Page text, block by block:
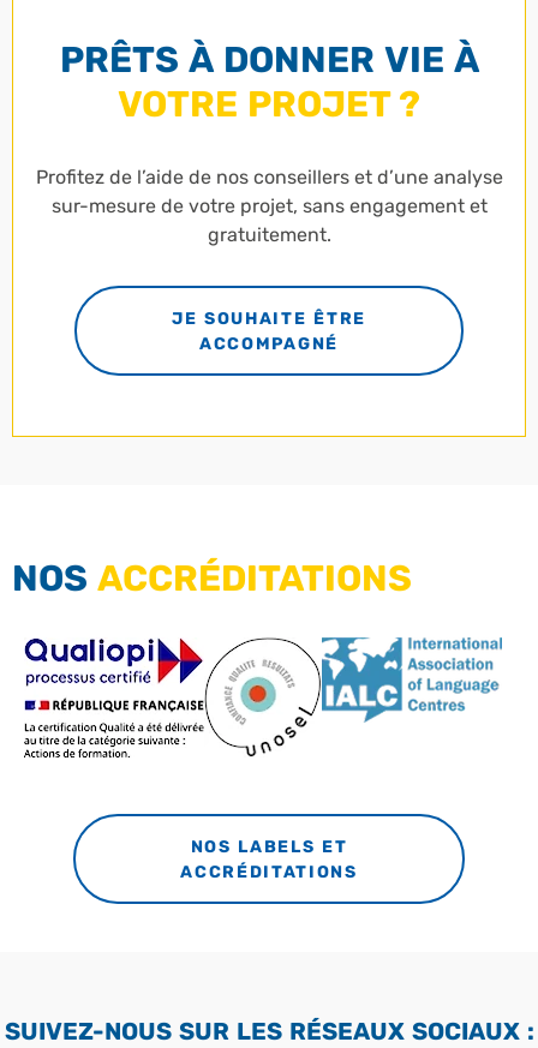
PRÊTS À DONNER VIE À
VOTRE PROJET ?
Profitez de l’aide de nos conseillers et d’une analyse
sur-mesure de votre projet, sans engagement et
gratuitement.
JE SOUHAITE ÊTRE
ACCOMPAGNÉ
NOS ACCRÉDITATIONS
NOS LABELS ET
ACCRÉDITATIONS
SUIVEZ-NOUS SUR LES RÉSEAUX SOCIAUX :